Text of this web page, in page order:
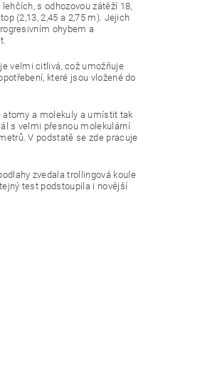
s odhozovou zátěží 18,
(2,13, 2,45 a 2,75 m). Jejich
ohybem a
velmi citlivá, což umožňuje
které jsou vložené do
atomy a molekuly a umístit tak
s velmi přesnou molekulární
V podstatě se zde pracuje
zvedala trollingová koule
test podstoupila i novější